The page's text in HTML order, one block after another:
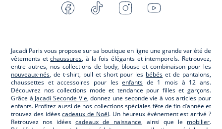
Facebook Tiktok InstagramYoutube
Jacadi Paris vous propose sur sa boutique en ligne une grande variété de
vêtements etchaussures, à la fois élégants et intemporels. Retrouvez,
entre autres, nos collections de body, blouse et combinaison pour les
nouveaux-nés, de t-shirt, pull et short pour les bébés et de pantalons,
chaussettes et accessoires pour lesenfants de 1 mois à 12 ans.
Découvrez nos collections mode et tendance pour filles et garçons.
Grâce à Jacadi Seconde Vie, donnez une seconde vie à vos articles pour
enfants. Profitez aussi de nos collections spéciales fête de fin d’année et
trouvez des idéescadeaux de Noël. Un heureux événement est arrivé ?
Retrouvez nos idées cadeaux de naissance, ainsi que le mobilier.